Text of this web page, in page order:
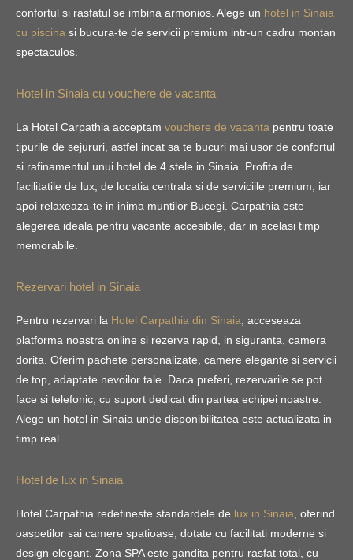
confortul si rasfatul se imbina armonios. Alege un hotel in Sinaia
cu piscina si bucura-te de servicii premium intr-un cadru montan
spectaculos.
Hotel in Sinaia cu vouchere de vacanta
La Hotel Carpathia acceptam vouchere de vacanta pentru toate
tipurile de sejururi, astfel incat sa te bucuri mai usor de confortul
si rafinamentul unui hotel de 4 stele in Sinaia. Profita de
facilitatile de lux, de locatia centrala si de serviciile premium, iar
apoi relaxeaza-te in inima muntilor Bucegi. Carpathia este
alegerea ideala pentru vacante accesibile, dar in acelasi timp
memorabile.
Rezervari hotel in Sinaia
Pentru rezervari la Hotel Carpathia din Sinaia , acceseaza
platforma noastra online si rezerva rapid, in siguranta, camera
dorita. Oferim pachete personalizate, camere elegante si servicii
de top, adaptate nevoilor tale. Daca preferi, rezervarile se pot
face si telefonic, cu suport dedicat din partea echipei noastre.
Alege un hotel in Sinaia unde disponibilitatea este actualizata in
timp real.
Hotel de lux in Sinaia
Hotel Carpathia redefineste standardele de lux in Sinaia , oferind
oaspetilor sai camere spatioase, dotate cu facilitati moderne si
design elegant. Zona SPA este gandita pentru rasfat total, cu